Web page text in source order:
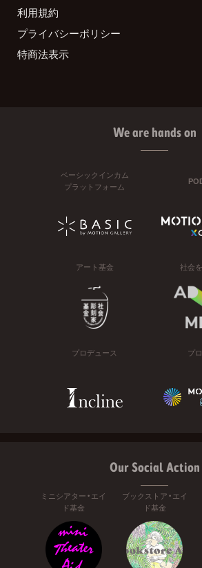
利用規約
プライバシーポリシー
特商法表示
We are hands on
ベーシックインカム
プラットフォーム
アート基金 社会
プロデュース プ
Our Social Action
ミニシアター・エイ
ド基金
ブックストア・エイ
ド基金